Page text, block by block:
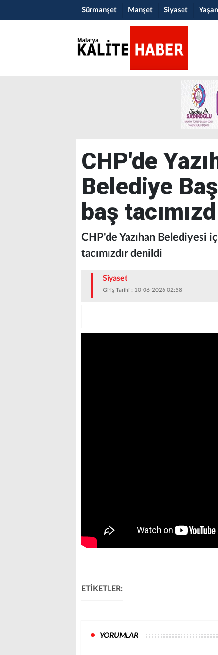
Sürmanşet Manşet Siyaset
CHP'de
Belediye
baş
CHP'de Yazıhan Belediyesi
tacımızdır denildi
Siyaset
Giriş Tarihi : 10-06-2026 02:58
ETİKETLER:
YORUMLAR